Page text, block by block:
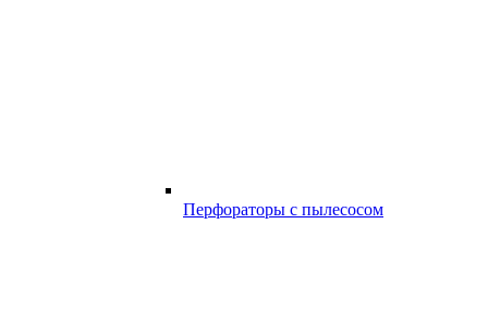
Перфораторы с пылесосом